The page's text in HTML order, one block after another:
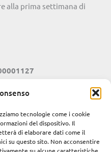
tecnologie come i cookie
del dispositivo. Il
di elaborare dati come il
su questo sito. Non acconsentire
alla prima settimana di
- Chiesa di Santa